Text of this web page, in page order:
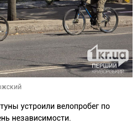
устроили велопробег по
независимости.